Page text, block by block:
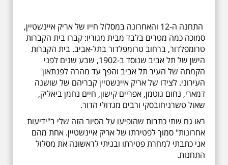
התחנה ה-12 והאחרונה במסלול חייו של אריק איינשטיין,
סמוכה כמה מטרים בלבד מבית מגוריו: קברו בית הקברות
טרומפלדור, ברחוב טרומפלדור בתל-אביב. בית הקברות
הישן של תל אביב שנוסד ב-1902, שבע שנים לפני
הקמתה של העיר תל אביב והפך עד מהרה לפנתאון
העירוני. לצידו של אריק איינשטיין קבריהם של שושנה
דמארי, נחום גוטמן, אפריים קישון, חיים נחמן ביאליק,
שאול טשרניחובסקי ורבים מגדולי הדור.
ראו גם שתי כתבות שהופיעו על הסיור הזה שלי ב"ידיעות
אחרונות" סמוך לפטירתו של אריק איינשטיין. אחת מהם
אני כתבתי למחרת פטירתו ובניתי לראשונה את מסלול
התחנות.